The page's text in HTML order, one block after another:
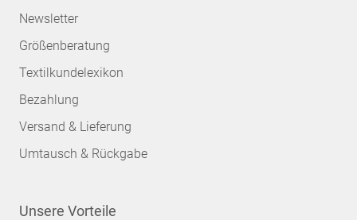
Newsletter
Größenberatung
Textilkundelexikon
Bezahlung
Versand & Lieferung
Umtausch & Rückgabe
Unsere Vorteile